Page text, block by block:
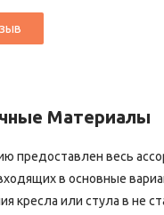
Материалы
предоставлен весь
в основные
кресла или стула в не